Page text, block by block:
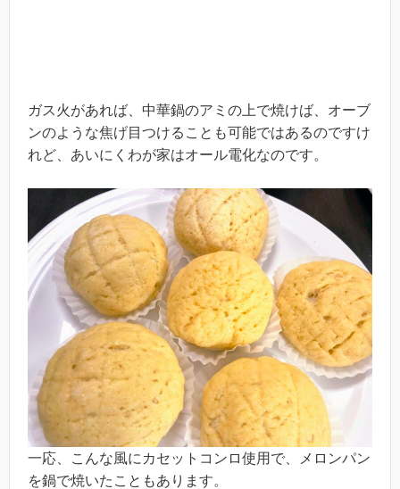
ガス火があれば、中華鍋のアミの上で焼けば、オーブ
ンのような焦げ目つけることも可能ではあるのですけ
れど、あいにくわが家はオール電化なのです。
一応、こんな風にカセットコンロ使用で、メロンパン
を鍋で焼いたこともあります。